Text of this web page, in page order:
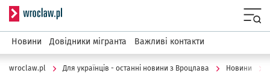
Serwis informacyjny wroclaw.pl
Новини Довідники мігранта Важливі контакти
wroclaw.pl Для українців - останні новини з Вроцлава Новини